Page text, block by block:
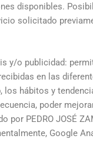
disponibles.
solicitado
y/o publicidad:
en las
los hábitos y
poder
por PEDRO JOSÉ
Google